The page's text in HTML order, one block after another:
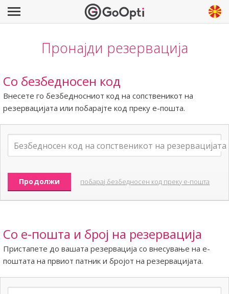
Пронајди резервација
Со безбедносен код
Внесете го безбедносниот код на сопственикот на
резервацијата или побарајте код преку е-пошта.
побарај безбедносен код преку е-пошта
Со е-пошта и број на резервација
Пристапете до вашата резервација со внесување на е-
поштата на првиот патник и бројот на резервацијата.